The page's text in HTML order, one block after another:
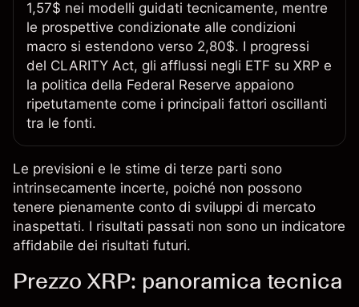
1,57$ nei modelli guidati tecnicamente, mentre
le prospettive condizionate alle condizioni
macro si estendono verso 2,80$. I progressi
del CLARITY Act, gli afflussi negli ETF su XRP e
la politica della Federal Reserve appaiono
ripetutamente come i principali fattori oscillanti
tra le fonti.
Le previsioni e le stime di terze parti sono
intrinsecamente incerte, poiché non possono
tenere pienamente conto di sviluppi di mercato
inaspettati. I risultati passati non sono un indicatore
affidabile dei risultati futuri.
Prezzo XRP: panoramica tecnica